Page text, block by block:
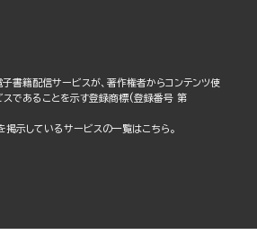
子書籍配信サービスが、著作権者からコンテンツ使
であることを示す登録商標(登録番号 第
示しているサービスの一覧はこちら。